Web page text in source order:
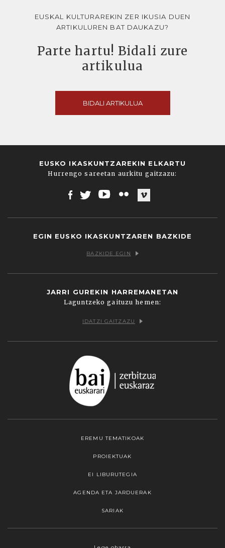
EUSKAL KULTURAREKIN ZER IKUSIA DUEN
ARTIKULUREN BAT DAUKAZU?
Parte hartu! Bidali zure
artikulua
BIDALI ARTIKULUA
EUSKO IKASKUNTZAREKIN ELKARTU
Hurrengo sareetan aurkitu gaitzazu:
EGIN EUSKO IKASKUNTZAREN BAZKIDE
BAZKIDE EGIN
JARRI GUREKIN HARREMANETAN
Laguntzeko gaituzu hemen:
IDATZI GAITZAZU
EREMU TEMATIKOAK
PROIEKTUAK
EI LIBURUTEGIA
AGENDA ETA JARDUERAK
SARIAK
Webgune honek cookieak erabiltzen ditu,